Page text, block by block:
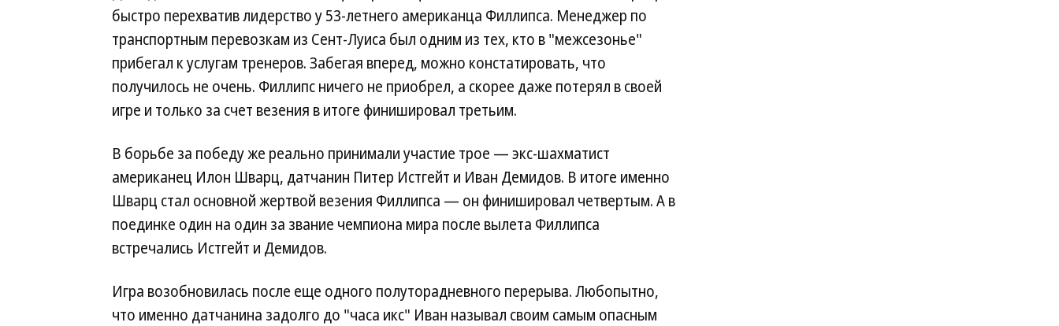
быстро перехватив лидерство у 53-летнего американца Филлипса. Менеджер по
транспортным перевозкам из Сент-Луиса был одним из тех, кто в "межсезонье"
прибегал к услугам тренеров. Забегая вперед, можно констатировать, что
получилось не очень. Филлипс ничего не приобрел, а скорее даже потерял в своей
игре и только за счет везения в итоге финишировал третьим.
В борьбе за победу же реально принимали участие трое — экс-шахматист
американец Илон Шварц, датчанин Питер Истгейт и Иван Демидов. В итоге именно
Шварц стал основной жертвой везения Филлипса — он финишировал четвертым. А в
поединке один на один за звание чемпиона мира после вылета Филлипса
встречались Истгейт и Демидов.
Игра возобновилась после еще одного полуторадневного перерыва. Любопытно,
что именно датчанина задолго до "часа икс" Иван называл своим самым опасным